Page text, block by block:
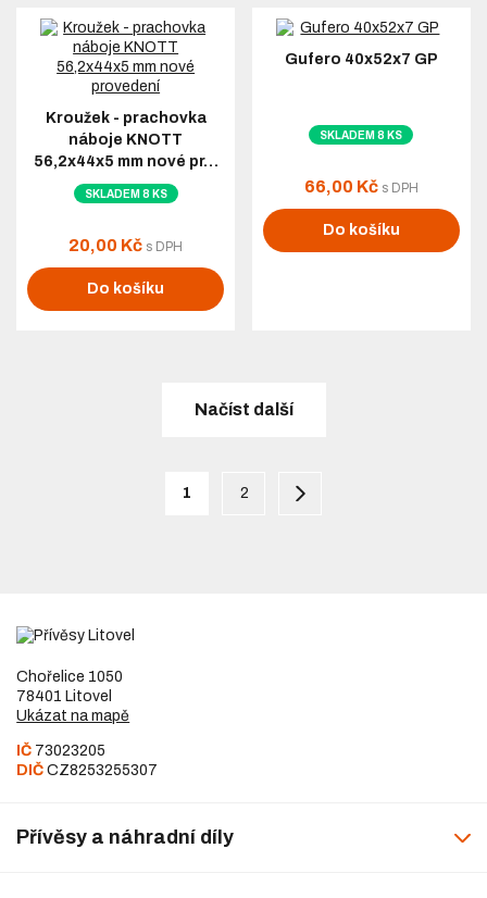
Kroužek - prachovka
náboje KNOTT
56,2x44x5 mm nové pr…
SKLADEM 8 KS
20,00 Kč s DPH
Do košíku
Gufero 40x52x7 GP
SKLADEM 8 KS
66,00 Kč s DPH
Do košíku
Načíst další
1 2
Chořelice 1050
78401 Litovel
Ukázat na mapě
IČ 73023205
DIČ CZ8253255307
Přívěsy a náhradní díly